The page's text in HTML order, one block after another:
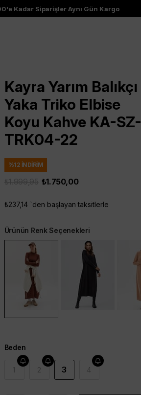
Kadar Siparişler Aynı Gün Kargo
Kayra Yarım Balıkçı
Yaka Triko Elbise
Koyu Kahve KA-SZ-
TRK04-22
%12 İNDIRIM
₺1.750,00
₺237,14 `den başlayan taksitlerle
Ürünün Renk Seçenekleri
Beden
1 2 3 4